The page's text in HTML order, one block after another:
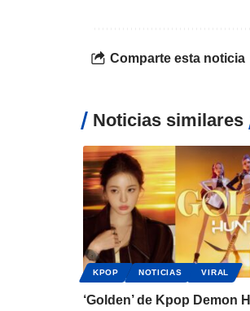
Comparte esta noticia
Noticias similares
KPOP NOTICIAS VIRAL
‘Golden’ de Kpop Demon